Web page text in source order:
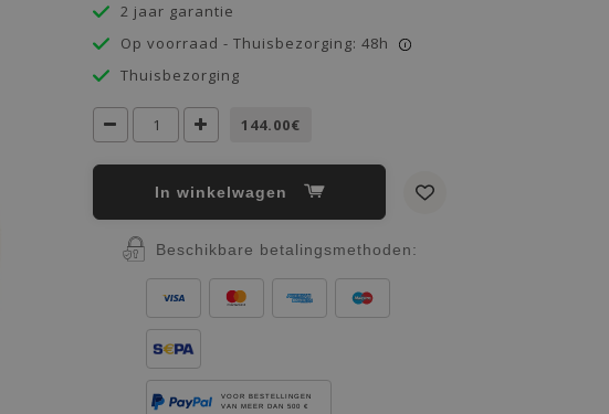
2 jaar garantie
Op voorraad - Thuisbezorging: 48h
i
Thuisbezorging
144.00€
In winkelwagen
Beschikbare betalingsmethoden:
VOOR BESTELLINGEN
VAN MEER DAN 500 €